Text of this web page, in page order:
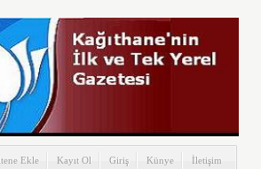
Ekle Kayıt Ol Giriş Künye İletişim